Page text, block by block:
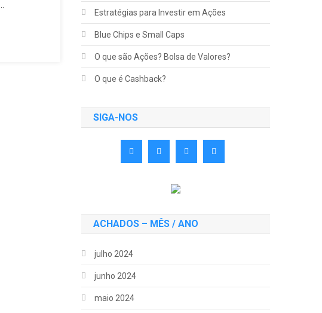
Estratégias para Investir em Ações
Blue Chips e Small Caps
O que são Ações? Bolsa de Valores?
O que é Cashback?
SIGA-NOS
ACHADOS – MÊS / ANO
julho 2024
junho 2024
maio 2024